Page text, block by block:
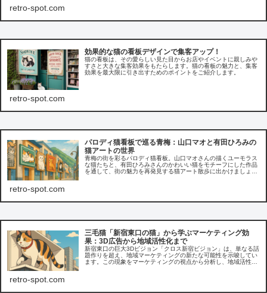
retro-spot.com
効果的な猫の看板デザインで集客アップ！
猫の看板は、その愛らしい見た目からお店やイベントに親しみや
すさと大きな集客効果をもたらします。猫の看板の魅力と、集客
効果を最大限に引き出すためのポイントをご紹介します。
retro-spot.com
パロディ猫看板で巡る青梅：山口マオと有田ひろみの
猫アートの世界
青梅の街を彩るパロディ猫看板。山口マオさんの描くユーモラス
な猫たちと、有田ひろみさんのかわいい猫をモチーフにした作品
を通して、街の魅力を再発見する猫アート散歩に出かけましょ
retro-spot.com
三毛猫「新宿東口の猫」から学ぶマーケティング効
果：3D広告から地域活性化まで
新宿東口の巨大3Dビジョン「クロス新宿ビジョン」は、単なる話
題作りを超え、地域マーケティングの新たな可能性を示唆してい
ます。この現象をマーケティングの視点から分析し、地域活性化
retro-spot.com